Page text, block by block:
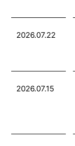
2026.07.22
2026.07.15